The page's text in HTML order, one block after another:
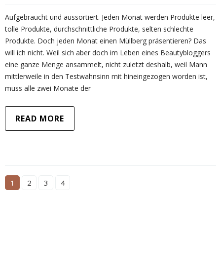
Aufgebraucht und aussortiert. Jeden Monat werden Produkte leer,
tolle Produkte, durchschnittliche Produkte, selten schlechte
Produkte. Doch jeden Monat einen Müllberg präsentieren? Das
will ich nicht. Weil sich aber doch im Leben eines Beautybloggers
eine ganze Menge ansammelt, nicht zuletzt deshalb, weil Mann
mittlerweile in den Testwahnsinn mit hineingezogen worden ist,
muss alle zwei Monate der
READ MORE
1 2 3 4